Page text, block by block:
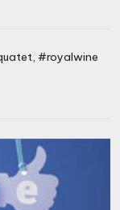
#royalwine